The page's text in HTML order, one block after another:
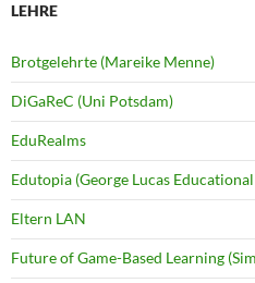
LEHRE
Brotgelehrte (Mareike Menne)
DiGaReC (Uni Potsdam)
EduRealms
Edutopia (George Lucas
Eltern LAN
Future of Game-Based Learning